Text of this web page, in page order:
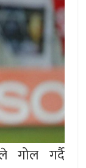
गोल गर्दै